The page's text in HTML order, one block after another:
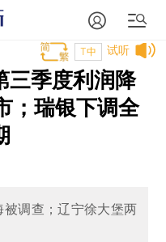
试听
T中
三季度利润降
；瑞银下调全
调查；辽宁徐大堡两